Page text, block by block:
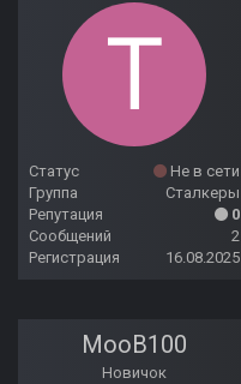
Статус
Не в сети
Группа
Сталкеры
Репутация
0
Сообщений
2
Регистрация
16.08.2025
MooB100
Новичок